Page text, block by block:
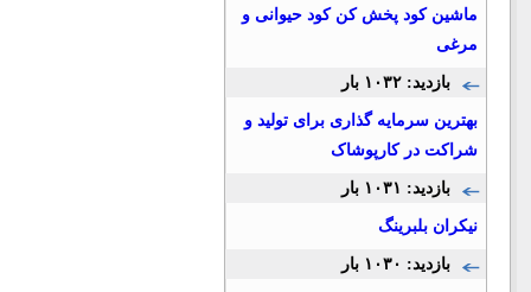
ماشین کود پخش کن کود حیوانی و
مرغی
بازدید: ۱۰۳۲ بار
بهترین سرمایه گذاری برای تولید و
شراکت در کارپوشاک
بازدید: ۱۰۳۱ بار
نيكران بلبرينگ
بازدید: ۱۰۳۰ بار